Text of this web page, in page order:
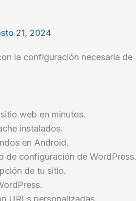
21, 2024
la configuración necesaria de
web en minutos.
instalados.
en Android.
de configuración de WordPress.
de tu sitio.
URLs personalizadas.